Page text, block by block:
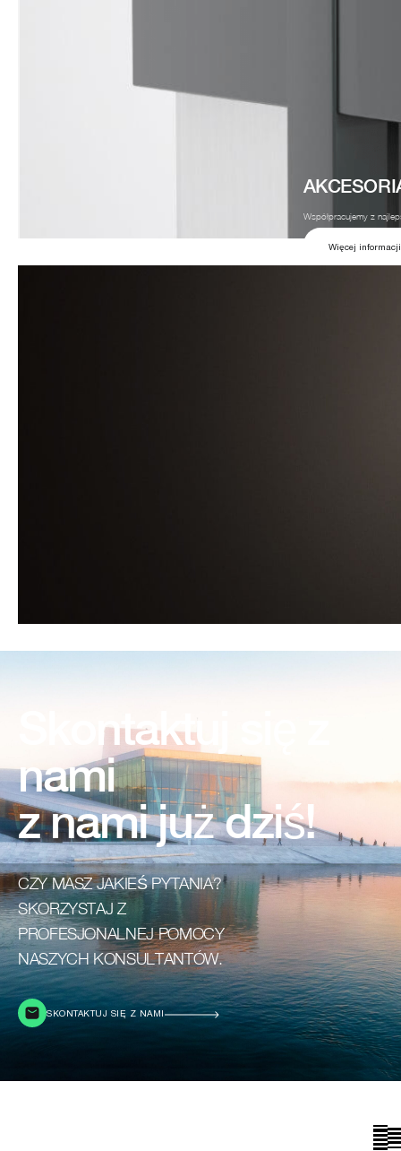
Współpracujemy z
Więcej informacji
Skontaktuj się z
nami
z nami już dziś!
CZY MASZ JAKIEŚ PYTANIA?
SKORZYSTAJ Z
PROFESJONALNEJ POMOCY
NASZYCH KONSULTANTÓW.
SKONTAKTUJ SIĘ Z NAMI